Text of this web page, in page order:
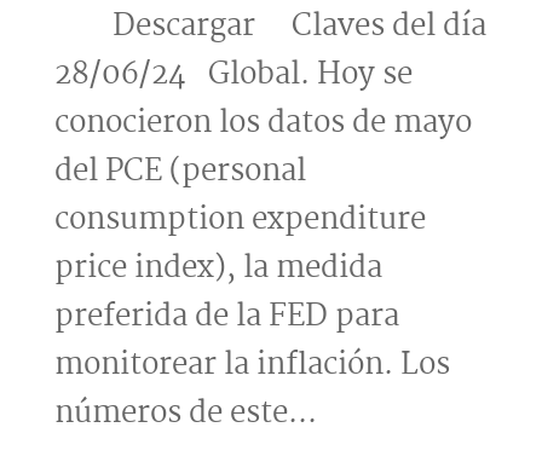
Descargar Claves del día
28/06/24 Global. Hoy se
conocieron los datos de mayo
del PCE (personal
consumption expenditure
price index), la medida
preferida de la FED para
monitorear la inflación. Los
números de este...